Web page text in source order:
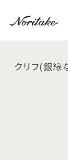
クリフ(銀線